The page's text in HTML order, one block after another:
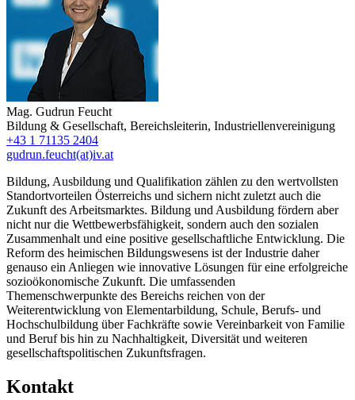
Mag. Gudrun Feucht
Bildung & Gesellschaft, Bereichsleiterin, Industriellenvereinigung
+43 1 71135 2404
gudrun.feucht(at)iv.at
Bildung, Ausbildung und Qualifikation zählen zu den wertvollsten
Standortvorteilen Österreichs und sichern nicht zuletzt auch die
Zukunft des Arbeitsmarktes. Bildung und Ausbildung fördern aber
nicht nur die Wettbewerbsfähigkeit, sondern auch den sozialen
Zusammenhalt und eine positive gesellschaftliche Entwicklung. Die
Reform des heimischen Bildungswesens ist der Industrie daher
genauso ein Anliegen wie innovative Lösungen für eine erfolgreiche
sozioökonomische Zukunft. Die umfassenden
Themenschwerpunkte des Bereichs reichen von der
Weiterentwicklung von Elementarbildung, Schule, Berufs- und
Hochschulbildung über Fachkräfte sowie Vereinbarkeit von Familie
und Beruf bis hin zu Nachhaltigkeit, Diversität und weiteren
gesellschaftspolitischen Zukunftsfragen.
Kontakt